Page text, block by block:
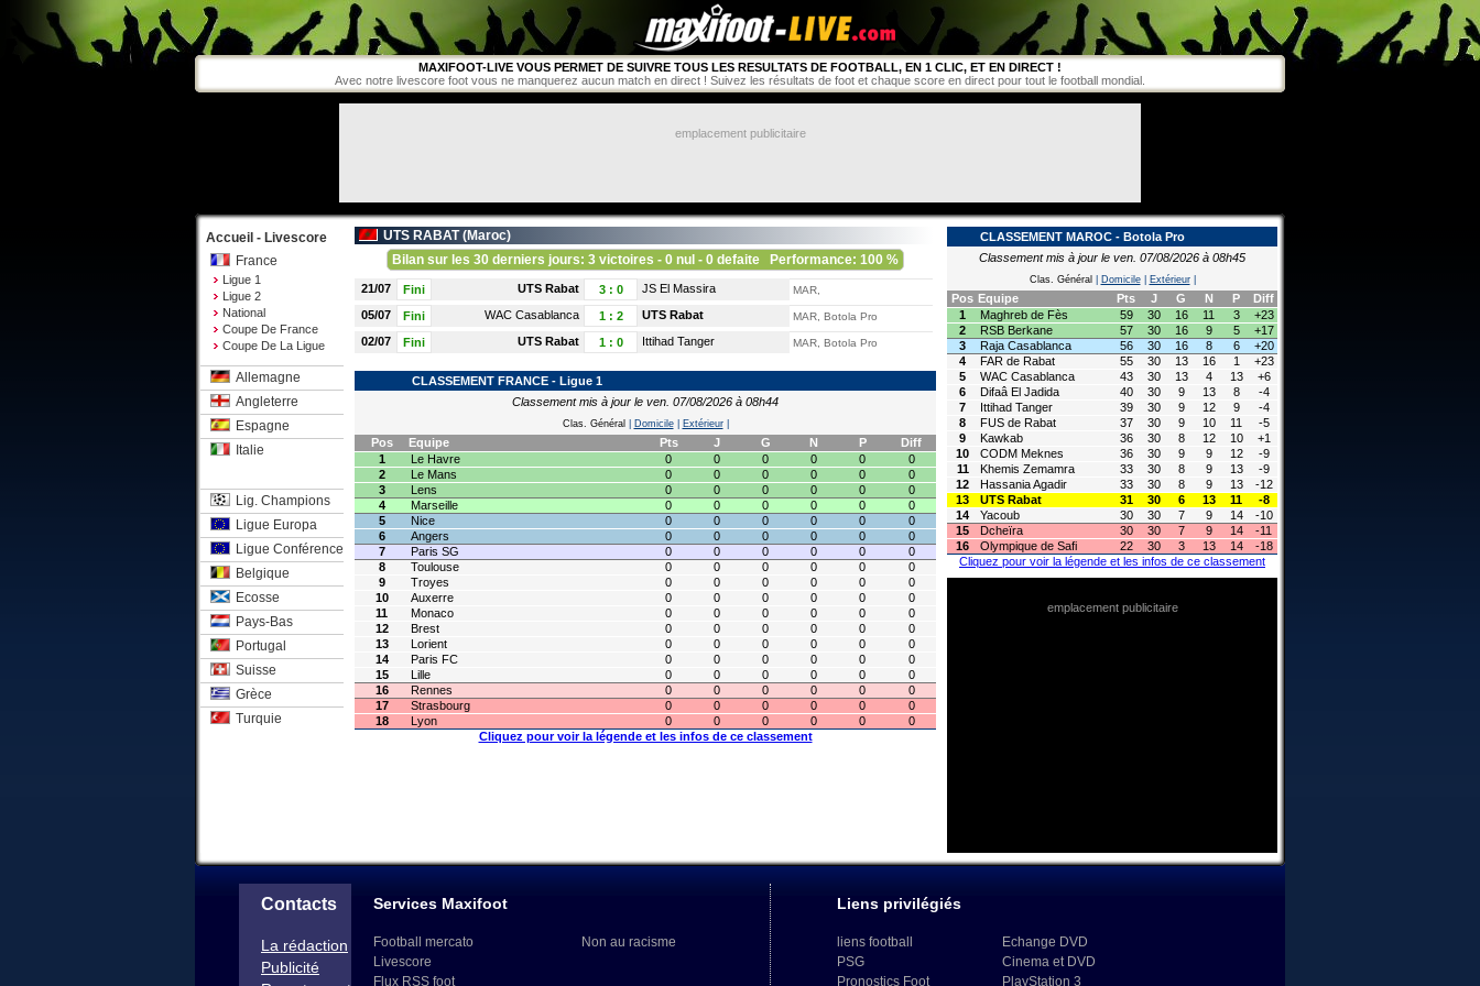
MAXIFOOT-LIVE VOUS PERMET DE SUIVRE TOUS LES RESULTATS DE FOOTBALL, EN 1 CLIC, ET EN DIRECT !
Avec notre livescore foot vous ne manquerez aucun match en direct ! Suivez les résultats de foot et chaque score en direct pour tout le football mondial.
emplacement publicitaire
Accueil - Livescore
France
Ligue 1
Ligue 2
National
Coupe De France
Coupe De La Ligue
Allemagne
Angleterre
Espagne
Italie
Lig. Champions
Ligue Europa
Ligue Conférence
Belgique
Ecosse
Pays-Bas
Portugal
Suisse
Grèce
Turquie
UTS RABAT (Maroc)
Bilan sur les 30 derniers jours: 3 victoires - 0 nul - 0 defaite
Performance: 100 %
21/07 Fini UTS Rabat 3: 0 JS El Massira MAR,
05/07 Fini WAC Casablanca 1: 2 UTS Rabat MAR, Botola Pro
02/07 Fini UTS Rabat 1: 0 Ittihad Tanger MAR, Botola Pro
CLASSEMENT FRANCE - Ligue 1
Classement mis à jour le ven. 07/08/2026 à 08h44
Clas. Général Domicile| Extérieur|
Pos Equipe Pts J G N P
Diff
1
Le Havre 0 0 0 0 0
0
2
Le Mans 0 0 0 0 0
0
3
Lens 0 0 0 0 0
0
4
Marseille 0 0 0 0 0
0
5
Nice 0 0 0 0 0
0
6
Angers 0 0 0 0 0
0
7
Paris SG 0 0 0 0 0
0
8
Toulouse 0 0 0 0 0
0
9
Troyes 0 0 0 0 0
0
10
Auxerre 0 0 0 0 0
0
11
Monaco 0 0 0 0 0
0
12
Brest 0 0 0 0 0
0
13
Lorient 0 0 0 0 0
0
14
Paris FC 0 0 0 0 0
0
15
Lille 0 0 0 0 0
0
16
Rennes 0 0 0 0 0
0
17
Strasbourg 0 0 0 0 0
0
18
Lyon 0 0 0 0 0
0
Cliquez pour voir la légende et les infos de ce classement
CLASSEMENT MAROC - Botola Pro
Classement mis à jour le ven. 07/08/2026 à 08h45
Clas. Général Domicile| Extérieur|
Pos Equipe Pts J G N P
Diff
1
Maghreb de Fès 59 30 16 11 3
+23
2
RSB Berkane 57 30 16 9 5
+17
3
Raja Casablanca 56 30 16 8 6
+20
4
FAR de Rabat 55 30 13 16 1
+23
5
WAC Casablanca 43 30 13 4 13
+6
6
Difaâ El Jadida 40 30 9 13 8
-4
7
Ittihad Tanger 39 30 9 12 9
-4
8
FUS de Rabat 37 30 9 10 11
-5
9
Kawkab 36 30 8 12 10
+1
10
CODM Meknes 36 30 9 9 12
-9
11
Khemis Zemamra 33 30 8 9 13
-9
12
Hassania Agadir 33 30 8 9 13
-12
13
UTS Rabat 31 30 6 13 11
-8
14
Yacoub 30 30 7 9 14
-10
15
Dcheïra 30 30 7 9 14
-11
16
Olympique de Safi 22 30 3 13 14
-18
Cliquez pour voir la légende et les infos de ce classement
emplacement publicitaire
Contacts
La rédaction
Publicité
Services Maxifoot
Football mercato
Livescore
Flux RSS foot
Non au racisme
Liens privilégiés
liens football
PSG
Pronostics Foot
Echange DVD
Cinema et DVD
PlayStation 3